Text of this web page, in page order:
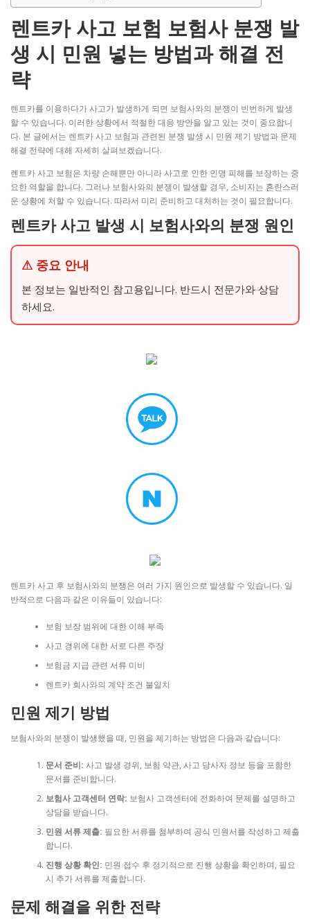
렌트카 사고 보험 보험사 분쟁 발
생 시 민원 넣는 방법과 해결 전
략
렌트카를 이용하다가 사고가 발생하게 되면 보험사와의 분쟁이 빈번하게 발생
할 수 있습니다. 이러한 상황에서 적절한 대응 방안을 알고 있는 것이 중요합니
다. 본 글에서는 렌트카 사고 보험과 관련된 분쟁 발생 시 민원 제기 방법과 문제
해결 전략에 대해 자세히 살펴보겠습니다.
렌트카 사고 보험은 차량 손해뿐만 아니라 사고로 인한 인명 피해를 보장하는 중
요한 역할을 합니다. 그러나 보험사와의 분쟁이 발생할 경우, 소비자는 혼란스러
운 상황에 처할 수 있습니다. 따라서 미리 준비하고 대처하는 것이 필요합니다.
렌트카 사고 발생 시 보험사와의 분쟁 원인
⚠ 중요 안내
본 정보는 일반적인 참고용입니다. 반드시 전문가와 상담
하세요.
렌트카 사고 후 보험사와의 분쟁은 여러 가지 원인으로 발생할 수 있습니다. 일
반적으로 다음과 같은 이유들이 있습니다:
보험 보장 범위에 대한 이해 부족
사고 경위에 대한 서로 다른 주장
보험금 지급 관련 서류 미비
렌트카 회사와의 계약 조건 불일치
민원 제기 방법
보험사와의 분쟁이 발생했을 때, 민원을 제기하는 방법은 다음과 같습니다:
문서 준비: 사고 발생 경위, 보험 약관, 사고 당사자 정보 등을 포함한
문서를 준비합니다.
보험사 고객센터 연락: 보험사 고객센터에 전화하여 문제를 설명하고
상담을 받습니다.
민원 서류 제출: 필요한 서류를 첨부하여 공식 민원서를 작성하고 제출
합니다.
진행 상황 확인: 민원 접수 후 정기적으로 진행 상황을 확인하며, 필요
시 추가 서류를 제출합니다.
문제 해결을 위한 전략